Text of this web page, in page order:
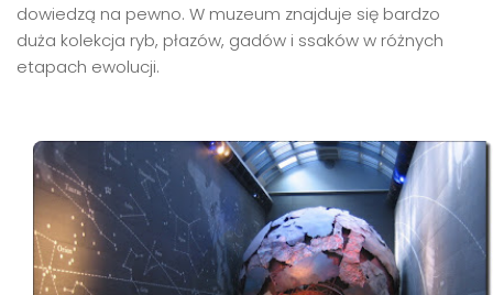
dowiedzą na pewno. W muzeum znajduje się bardzo
duża kolekcja ryb, płazów, gadów i ssaków w różnych
etapach ewolucji.